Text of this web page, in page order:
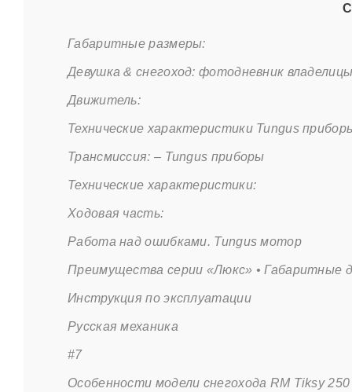
Габаритные размеры:
Девушка & снегоход: фотодневник
Движитель:
Технические характеристики Tungus
Трансмиссия: – Tungus приборы
Технические характеристики:
Ходовая часть:
Работа над ошибками. Tungus мотор
Преимущества серии «Люкс» • Габаритные
Инструкция по эксплуатации
Русская механика
#7
Особенности модели снегохода RM Tiksy